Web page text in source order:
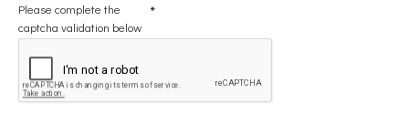
Please complete the
captcha validation below